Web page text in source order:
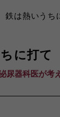
は熱いうち
に打て
尿器科医が考